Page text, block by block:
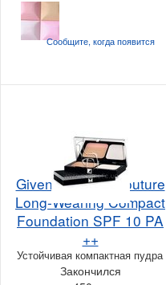
Сообщите, когдапоявится
Givenchy Teint Couture
Long-Wearing Compact
Foundation SPF 10 PA
++
Устойчивая компактная пудра
Закончился